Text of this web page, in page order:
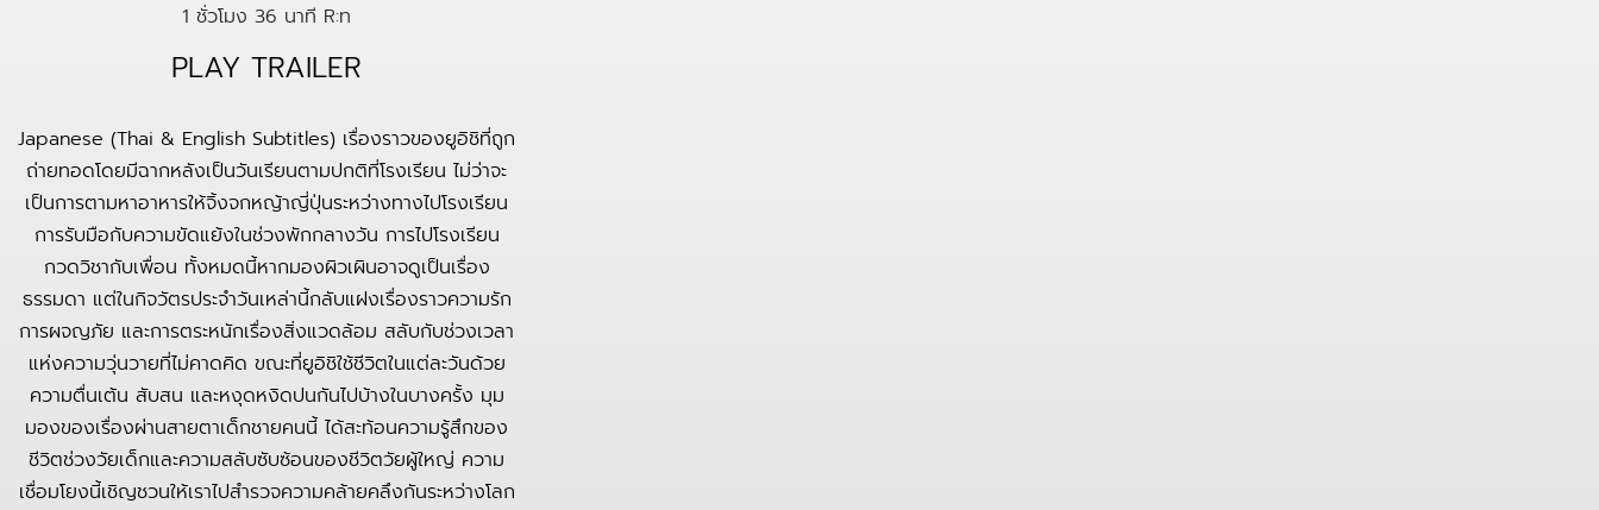
1 ชั่วโมง 36 นาที R:ท
PLAY TRAILER
Japanese (Thai & English Subtitles) เรื่องราวของยูอิชิที่ถูก
ถ่ายทอดโดยมีฉากหลังเป็นวันเรียนตามปกติที่โรงเรียน ไม่ว่าจะ
เป็นการตามหาอาหารให้จิ้งจกหญ้าญี่ปุ่นระหว่างทางไปโรงเรียน
การรับมือกับความขัดแย้งในช่วงพักกลางวัน การไปโรงเรียน
กวดวิชากับเพื่อน ทั้งหมดนี้หากมองผิวเผินอาจดูเป็นเรื่อง
ธรรมดา แต่ในกิจวัตรประจำวันเหล่านี้กลับแฝงเรื่องราวความรัก
การผจญภัย และการตระหนักเรื่องสิ่งแวดล้อม สลับกับช่วงเวลา
แห่งความวุ่นวายที่ไม่คาดคิด ขณะที่ยูอิชิใช้ชีวิตในแต่ละวันด้วย
ความตื่นเต้น สับสน และหงุดหงิดปนกันไปบ้างในบางครั้ง มุม
มองของเรื่องผ่านสายตาเด็กชายคนนี้ ได้สะท้อนความรู้สึกของ
ชีวิตช่วงวัยเด็กและความสลับซับซ้อนของชีวิตวัยผู้ใหญ่ ความ
เชื่อมโยงนี้เชิญชวนให้เราไปสำรวจความคล้ายคลึงกันระหว่างโลก